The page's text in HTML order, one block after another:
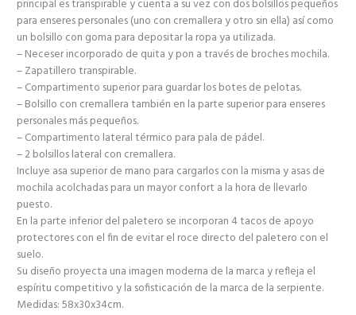
principal es transpirable y cuenta a su vez con dos bolsillos pequeños
para enseres personales (uno con cremallera y otro sin ella) así como
un bolsillo con goma para depositar la ropa ya utilizada.
– Neceser incorporado de quita y pon a través de broches mochila.
– Zapatillero transpirable.
– Compartimento superior para guardar los botes de pelotas.
– Bolsillo con cremallera también en la parte superior para enseres
personales más pequeños.
– Compartimento lateral térmico para pala de pádel.
– 2 bolsillos lateral con cremallera.
Incluye asa superior de mano para cargarlos con la misma y asas de
mochila acolchadas para un mayor confort a la hora de llevarlo
puesto.
En la parte inferior del paletero se incorporan 4 tacos de apoyo
protectores con el fin de evitar el roce directo del paletero con el
suelo.
Su diseño proyecta una imagen moderna de la marca y refleja el
espíritu competitivo y la sofisticación de la marca de la serpiente.
Medidas: 58x30x34cm.